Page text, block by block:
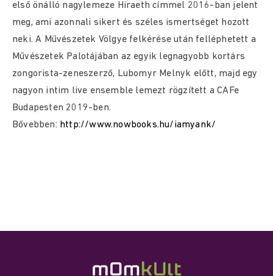
első önálló nagylemeze Hiraeth címmel 2016-ban jelent
meg, ami azonnali sikert és széles ismertséget hozott
neki. A Művészetek Völgye felkérése után felléphetett a
Művészetek Palotájában az egyik legnagyobb kortárs
zongorista-zeneszerző, Lubomyr Melnyk előtt, majd egy
nagyon intim live ensemble lemezt rögzített a CAFe
Budapesten 2019-ben.
Bővebben: http://www.nowbooks.hu/iamyank/